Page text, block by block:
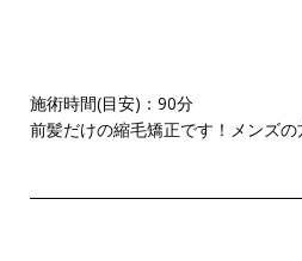
施術時間(目安)：90分
前髪だけの縮毛矯正です！メンズの